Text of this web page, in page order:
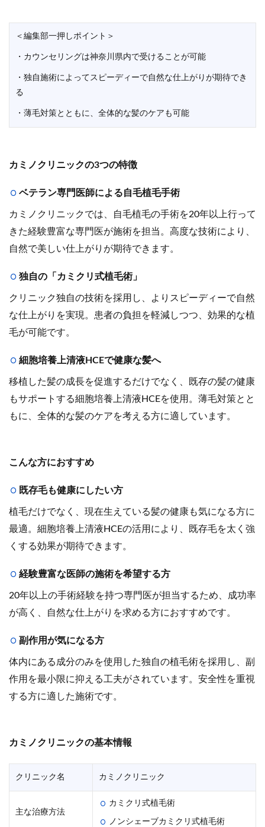
＜編集部一押しポイント＞
・カウンセリングは神奈川県内で受けることが可能
・独自施術によってスピーディーで自然な仕上がりが期待でき
る
・薄毛対策とともに、全体的な髪のケアも可能
カミノクリニックの3つの特徴
ベテラン専門医師による自毛植毛手術
カミノクリニックでは、自毛植毛の手術を20年以上行って
きた経験豊富な専門医が施術を担当。高度な技術により、
自然で美しい仕上がりが期待できます。
独自の「カミクリ式植毛術」
クリニック独自の技術を採用し、よりスピーディーで自然
な仕上がりを実現。患者の負担を軽減しつつ、効果的な植
毛が可能です。
細胞培養上清液HCEで健康な髪へ
移植した髪の成長を促進するだけでなく、既存の髪の健康
もサポートする細胞培養上清液HCEを使用。薄毛対策とと
もに、全体的な髪のケアを考える方に適しています。
こんな方におすすめ
既存毛も健康にしたい方
植毛だけでなく、現在生えている髪の健康も気になる方に
最適。細胞培養上清液HCEの活用により、既存毛を太く強
くする効果が期待できます。
経験豊富な医師の施術を希望する方
20年以上の手術経験を持つ専門医が担当するため、成功率
が高く、自然な仕上がりを求める方におすすめです。
副作用が気になる方
体内にある成分のみを使用した独自の植毛術を採用し、副
作用を最小限に抑える工夫がされています。安全性を重視
する方に適した施術です。
カミノクリニックの基本情報
クリニック名 カミノクリニック
主な治療方法
カミクリ式植毛術
ノンシェーブカミクリ式植毛術